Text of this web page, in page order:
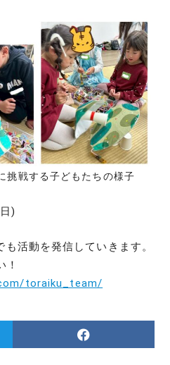
挑戦する子どもたちの様子
)
活動を発信していきます。
！
toraiku_team/